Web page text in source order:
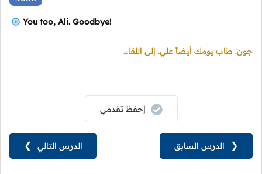
You too, Ali. Goodbye!
جون: طاب يومك أيضاً علي. إلى اللقاء.
الدرس التالي ❯
إحفظ تقدمي
❮ الدرس السابق